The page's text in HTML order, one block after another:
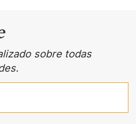
sobre todas